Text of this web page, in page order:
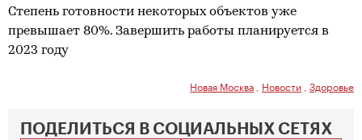
Степень готовности некоторых объектов уже
превышает 80%. Завершить работы планируется в
2023 году
Новая Москва Новости Здоровье
ПОДЕЛИТЬСЯ В СОЦИАЛЬНЫХ СЕТЯХ